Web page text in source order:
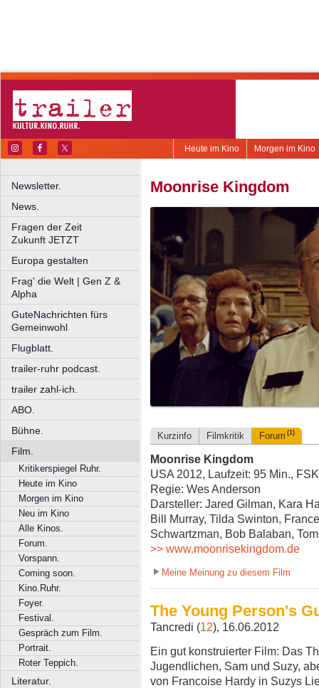
Morgen im Kino
Heute im Kino
Newsletter.
News.
Fragen der Zeit
Zukunft JETZT
Europa gestalten
Frag' die Welt | Gen Z &
Alpha
GuteNachrichten fürs
Gemeinwohl
Flugblatt.
trailer-ruhr podcast.
trailer zahl-ich.
ABO.
Bühne.
Film.
Kritikerspiegel Ruhr.
Heute im Kino
Morgen im Kino
Neu im Kino
Alle Kinos.
Forum.
Vorspann.
Coming soon.
Kino.Ruhr.
Foyer.
Festival.
Gespräch zum Film.
Portrait.
Roter Teppich.
Literatur.
Moonrise Kingdom
Kurzinfo Filmkritik Forum (1)
Moonrise Kingdom
USA 2012, Laufzeit: 95 Min.,
Regie: Wes Anderson
Darsteller: Jared Gilman, Kara
Bill Murray, Tilda Swinton,
Schwartzman, Bob Balaban,
>> www.moonrisekingdom.de
Meine Meinung zu diesem Film
The Young Person's
Tancredi (12), 16.06.2012
Ein gut konstruierter Film: Das
Jugendlichen, Sam und Suzy,
von Francoise Hardy in Suzys